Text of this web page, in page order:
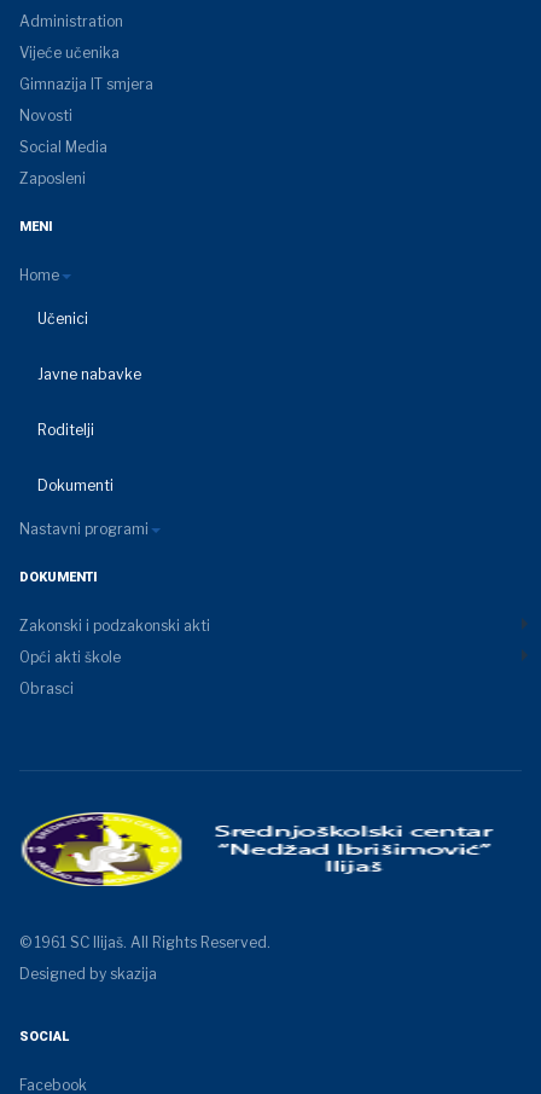
Administration
Vijeće učenika
Gimnazija IT smjera
Novosti
Social Media
Zaposleni
MENI
Home
Učenici
Javne nabavke
Roditelji
Dokumenti
Nastavni programi
DOKUMENTI
Zakonski i podzakonski akti
Opći akti škole
Obrasci
© 1961 SC Ilijaš. All Rights Reserved.
Designed by skazija
SOCIAL
Facebook